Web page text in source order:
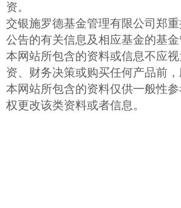
资。
交银施罗德基金管理有限公司郑
公告的有关信息及相应基金的基
本网站所包含的资料或信息不应
资、财务决策或购买任何产品前
本网站所包含的资料仅供一般性
权更改该类资料或者信息。